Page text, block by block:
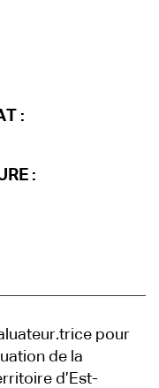
:
:
pour
de la
d’Est-